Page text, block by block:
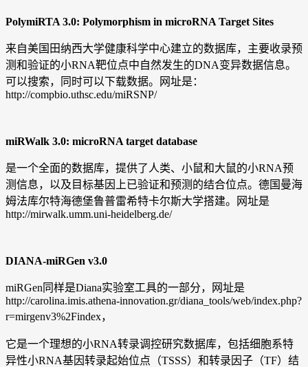
PolymiRTA 3.0: Polymorphism in microRNA Target Sites
来自美国田纳西大学健康科学中心建立的数据库，主要收录预
测和验证的小RNA靶位点中自然发生的DNA变异数据信息。
可以搜索，同时可以下载数据。网址是：
http://compbio.uthsc.edu/miRSNP/
miRWalk 3.0: microRNA target database
是一个全面的数据库，提供了人类、小鼠和大鼠的小RNA预
测信息，以及目标基因上已验证和预测的结合位点。德国曼海
姆法库尔特海德堡鲁普雷希特卡尔斯大学搭建。网址是
http://mirwalk.umm.uni-heidelberg.de/
DIANA-miRGen v3.0
miRGen同样是Diana实验室工具的一部分，网址是
http://carolina.imis.athena-innovation.gr/diana_tools/web/index.php?
r=mirgenv3%2Findex，
它是一个理想的小RNA转录调控研究数据库，包括细胞系特
异性小RNA基因转录起始位点（TSSS）和转录因子（TF）结